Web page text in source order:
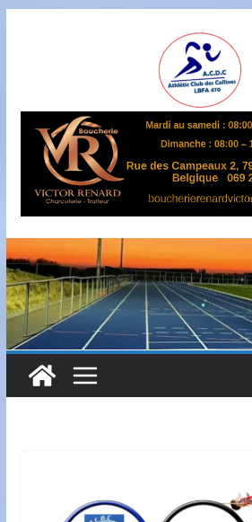
A
S
B
L
L
B
F
A
4
7